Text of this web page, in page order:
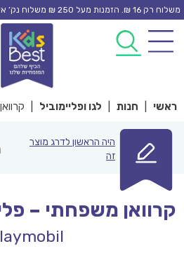
Skip
content
משלוח רק 16 ₪. הזמנות מעל 250 ₪ משלוח נק’ איסוף חינם
ראשי חנות לגו ופליימוביל
היה הראשון לדרג מוצר
זה
קרוואן משפחתי –